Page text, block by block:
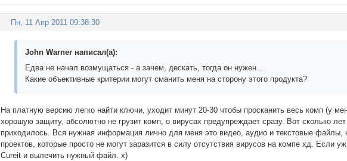
Пн, 11 Апр 2011 09:38:30
John Warner написал(а):
Едва не начал возмущаться - а зачем, дескать, тогда он нужен...
Какие объективные критерии могут сманить меня на сторону этого продукта?
На платную версию легко найти ключи, уходит минут 20-30 чтобы просканить весь комп (у
хорошую защиту, абсолютно не грузит комп, о вирусах предупреждает сразу. Вот сколько
приходилось. Вся нужная информация лично для меня это видео, аудио и текстовые
проектов, которые просто не могут заразится в силу отсутствия вирусов на компе хд. Если
Cureit и вылечить нужный файл. х)